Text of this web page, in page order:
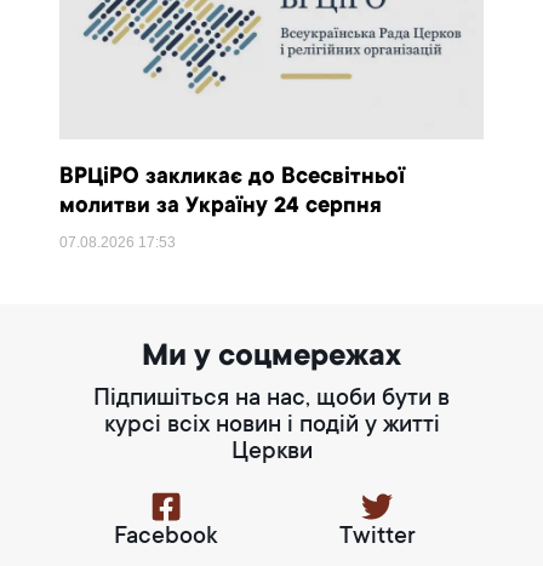
ВРЦіРО закликає до Всесвітньої
молитви за Україну 24 серпня
07.08.2026 17:53
Ми у соцмережах
Підпишіться на нас, щоби бути в
курсі всіх новин і подій у житті
Церкви
Facebook Twitter